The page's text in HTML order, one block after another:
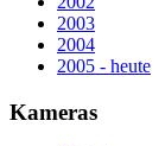
2003
2004
2005 - heute
Kameras